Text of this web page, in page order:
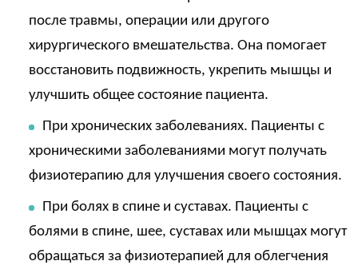
после травмы, операции или другого
хирургического вмешательства. Она помогает
восстановить подвижность, укрепить мышцы и
улучшить общее состояние пациента.
При хронических заболеваниях. Пациенты с
хроническими заболеваниями могут получать
физиотерапию для улучшения своего состояния.
При болях в спине и суставах. Пациенты с
болями в спине, шее, суставах или мышцах могут
обращаться за физиотерапией для облегчения